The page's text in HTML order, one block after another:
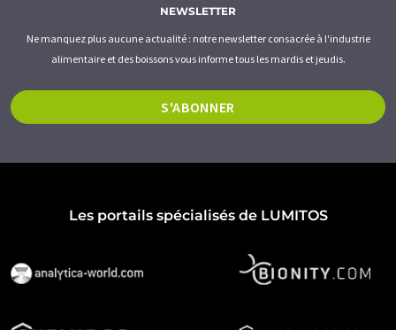
NEWSLETTER
Ne manquez plus aucune actualité : notre newsletter consacrée à l'industrie
alimentaire et des boissons vous informe tous les mardis et jeudis.
S'ABONNER
Les portails spécialisés de LUMITOS